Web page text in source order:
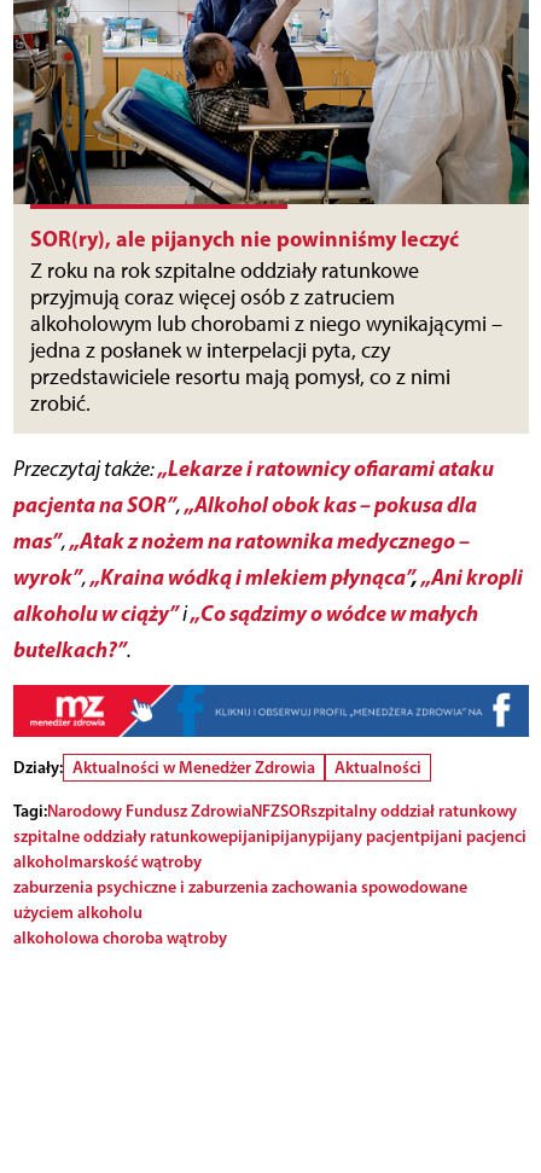
SOR(ry), ale pijanych nie powinniśmy leczyć
Z roku na rok szpitalne oddziały ratunkowe
przyjmują coraz więcej osób z zatruciem
alkoholowym lub chorobami z niego wynikającymi –
jedna z posłanek w interpelacji pyta, czy
przedstawiciele resortu mają pomysł, co z nimi
zrobić.
Przeczytaj także:„Lekarze i ratownicy ofiarami ataku
pacjenta na SOR”,„Alkohol obok kas – pokusa dla
mas”,„Atak z nożem na ratownika medycznego –
wyrok”,„Kraina wódką i mlekiem płynąca”,„Ani kropli
alkoholu w ciąży”i„Co sądzimy o wódce w małych
butelkach?”.
Działy: Aktualności w Menedżer Zdrowia
Aktualności
Tagi:Narodowy Fundusz ZdrowiaNFZSORszpitalny oddział ratunkowy
szpitalne oddziały ratunkowepijanipijanypijany pacjentpijani pacjenci
alkoholmarskość wątroby
zaburzenia psychiczne i zaburzenia zachowania spowodowane
użyciem alkoholu
alkoholowa choroba wątroby